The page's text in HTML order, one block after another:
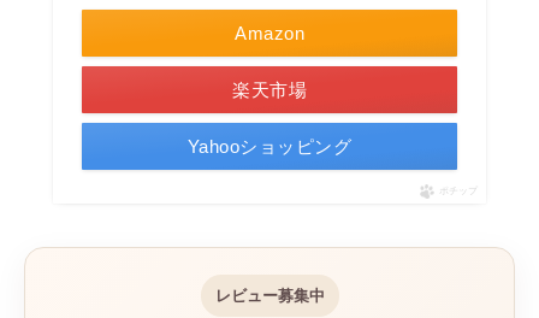
Amazon
楽天市場
Yahooショッピング
ポチップ
レビュー募集中